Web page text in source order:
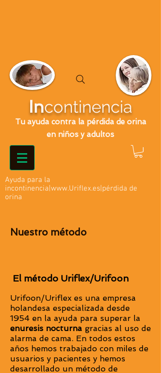
Incontinencia
Tu ayuda contra la pérdida de orina
en niños y adultos
Ayuda para la
incontinencia| www.Uriflex.es |pérdida de
orina
Nuestro método
El método Uriflex/Urifoon
Urifoon/Uriflex es una empresa
holandesa especializada desde
1954 en la ayuda para superar la
enuresis nocturna gracias al uso de
alarma de cama. En todos estos
años hemos trabajado con miles de
usuarios y pacientes y hemos
desarrollado un método de